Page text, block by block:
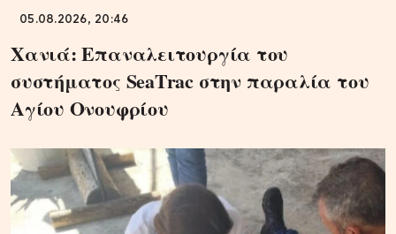
05.08.2026, 20:46
Χανιά: Επαναλειτουργία του
συστήματος SeaTrac στην παραλία του
Αγίου Ονουφρίου